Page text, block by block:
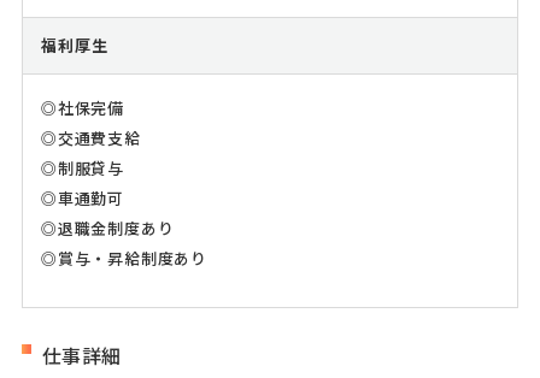
福利厚生
◎社保完備
◎交通費支給
◎制服貸与
◎車通勤可
◎退職金制度あり
◎賞与・昇給制度あり
仕事詳細